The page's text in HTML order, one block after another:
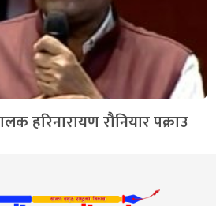
हरिनारायण रौनियार पक्राउ